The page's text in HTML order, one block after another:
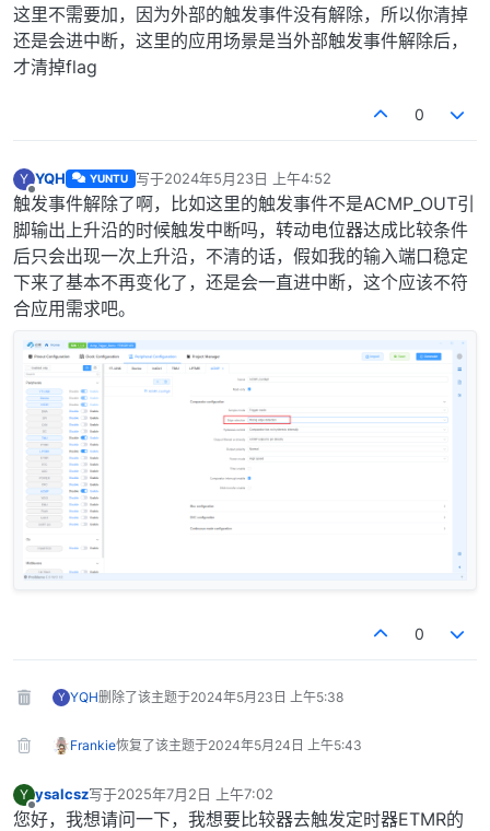
这里不需要加，因为外部的触发事件没有解除，所以你清掉
还是会进中断，这里的应用场景是当外部触发事件解除后，
才清掉flag
0
Y
离线
YQH YUNTU 写于2024年5月23日 上午4:52
最后由 编辑
触发事件解除了啊，比如这里的触发事件不是ACMP_OUT引
脚输出上升沿的时候触发中断吗，转动电位器达成比较条件
后只会出现一次上升沿，不清的话，假如我的输入端口稳定
下来了基本不再变化了，还是会一直进中断，这个应该不符
合应用需求吧。
0
Y YQH删除了该主题于2024年5月23日 上午5:38
Frankie恢复了该主题于2024年5月24日 上午5:43
Y
离线
ysalcsz写于2025年7月2日 上午7:02
最后由 编辑
您好，我想请问一下，我想要比较器去触发定时器ETMR的